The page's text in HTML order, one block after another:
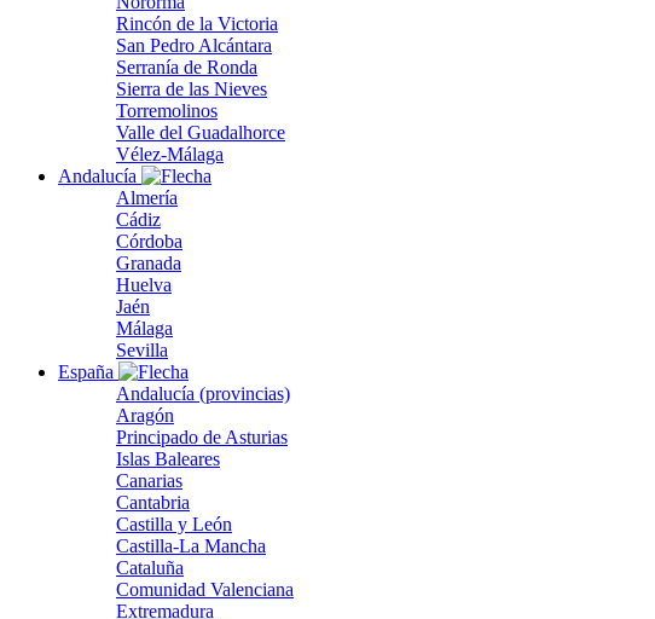
Rincón de la Victoria
San Pedro Alcántara
Serranía de Ronda
Sierra de las Nieves
Torremolinos
Valle del Guadalhorce
Vélez-Málaga
Andalucía
Almería
Cádiz
Córdoba
Granada
Huelva
Jaén
Málaga
Sevilla
España
Andalucía (provincias)
Aragón
Principado de Asturias
Islas Baleares
Canarias
Cantabria
Castilla y León
Castilla-La Mancha
Cataluña
Comunidad Valenciana
Extremadura